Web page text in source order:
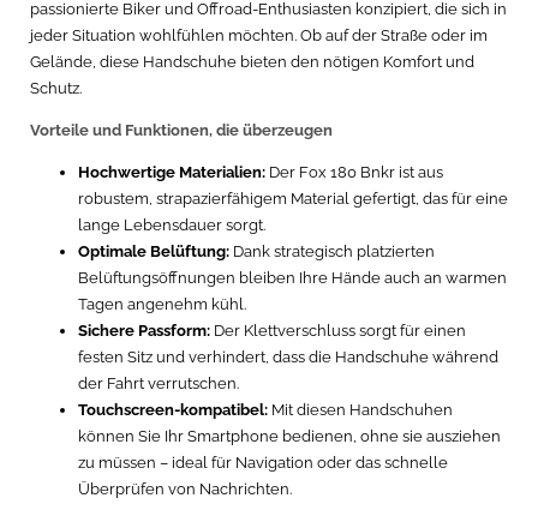
passionierte Biker und Offroad-Enthusiasten konzipiert, die sich in
jeder Situation wohlfühlen möchten. Ob auf der Straße oder im
Gelände, diese Handschuhe bieten den nötigen Komfort und
Schutz.
Vorteile und Funktionen, die überzeugen
Hochwertige Materialien: Der Fox 180 Bnkr ist aus
robustem, strapazierfähigem Material gefertigt, das für eine
lange Lebensdauer sorgt.
Optimale Belüftung: Dank strategisch platzierten
Belüftungsöffnungen bleiben Ihre Hände auch an warmen
Tagen angenehm kühl.
Sichere Passform: Der Klettverschluss sorgt für einen
festen Sitz und verhindert, dass die Handschuhe während
der Fahrt verrutschen.
Touchscreen-kompatibel: Mit diesen Handschuhen
können Sie Ihr Smartphone bedienen, ohne sie ausziehen
zu müssen – ideal für Navigation oder das schnelle
Überprüfen von Nachrichten.